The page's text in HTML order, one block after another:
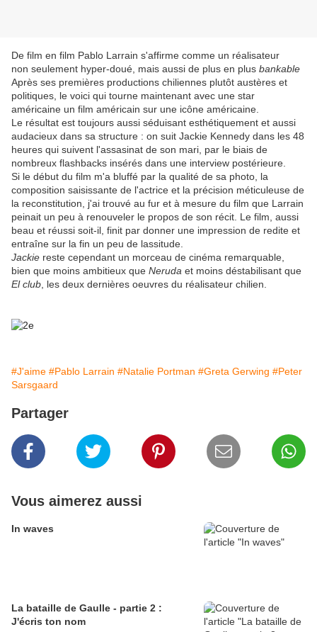
De film en film Pablo Larrain s'affirme comme un réalisateur
non seulement hyper-doué, mais aussi de plus en plus bankable
Après ses premières productions chiliennes plutôt austères et
politiques, le voici qui tourne maintenant avec une star
américaine un film américain sur une icône américaine.
Le résultat est toujours aussi séduisant esthétiquement et aussi
audacieux dans sa structure : on suit Jackie Kennedy dans les 48
heures qui suivent l'assasinat de son mari, par le biais de
nombreux flashbacks insérés dans une interview postérieure.
Si le début du film m'a bluffé par la qualité de sa photo, la
composition saisissante de l'actrice et la précision méticuleuse de
la reconstitution, j'ai trouvé au fur et à mesure du film que Larrain
peinait un peu à renouveler le propos de son récit. Le film, aussi
beau et réussi soit-il, finit par donner une impression de redite et
entraîne sur la fin un peu de lassitude.
Jackie reste cependant un morceau de cinéma remarquable,
bien que moins ambitieux que Neruda et moins déstabilisant que
El club , les deux dernières oeuvres du réalisateur chilien.
#J'aime #Pablo Larrain #Natalie Portman #Greta Gerwing #Peter
Sarsgaard
Partager
Vous aimerez aussi
In waves
La bataille de Gaulle - partie 2 :
J'écris ton nom